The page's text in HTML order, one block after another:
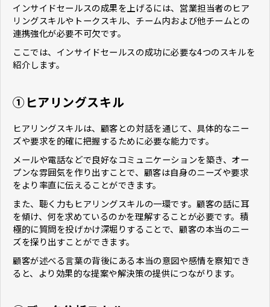
インサイドセールスの成果を上げるには、営業担当者のヒア
リングスキルやトークスキル、チーム内および他チームとの
連携強化が必要不可欠です。
ここでは、インサイドセールスの成功に必要な4つのスキルを
紹介します。
①ヒアリングスキル
ヒアリングスキルは、顧客との対話を通じて、具体的なニー
ズや要求を的確に把握するために必要な能力です。
メールや電話などで良好なコミュニケーションを築き、オー
プンな雰囲気を作り出すことで、顧客は自身のニーズや要求
をより率直に伝えることができます。
また、聴く力もヒアリングスキルの一環です。顧客の話に耳
を傾け、何を求めているのかを理解することが必要です。積
極的に質問を投げかけ深堀りすることで、顧客の本当のニー
ズを探り出すことができます。
顧客が述べる言葉の背後にある本当の意図や感情を察知でき
ると、より効果的な提案や解決策の提供につながります。